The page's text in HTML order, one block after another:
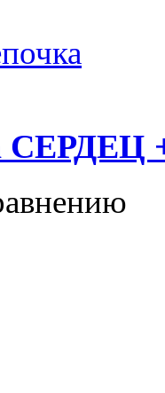
СЕРДЕЦ